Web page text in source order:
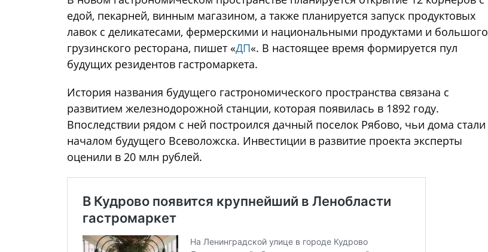
едой, пекарней, винным магазином, а также планируется запуск продуктовых
лавок с деликатесами, фермерскими и национальными продуктами и большого
грузинского ресторана, пишет «ДП«. В настоящее время формируется пул
будущих резидентов гастромаркета.
История названия будущего гастрономического пространства связана с
развитием железнодорожной станции, которая появилась в 1892 году.
Впоследствии рядом с ней построился дачный поселок Рябово, чьи дома стали
началом будущего Всеволожска. Инвестиции в развитие проекта эксперты
оценили в 20 млн рублей.